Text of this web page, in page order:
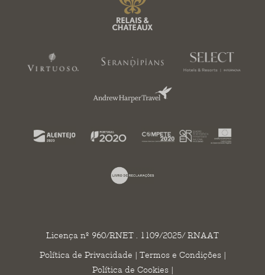
Licença nº 960/RNET . 1109/2025/ RNAAT
Política de Privacidade | Termos e Condições|
Política de Cookies|